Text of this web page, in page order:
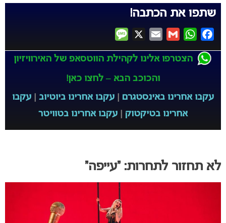
שתפו את הכתבה!
Facebook
WhatsApp
Gmail
Email
הצטרפו אלינו לקהילת הווטסאפ של האירוויזיון
והכוכב הבא – לחצו כאן!
עקבו אחרינו באינסטגרם
עקבו אחרינו ביוטיוב
עקבו
אחרינו בטיקטוק
עקבו אחרינו בטוויטר
לא תחזור לתחרות: “עייפה”